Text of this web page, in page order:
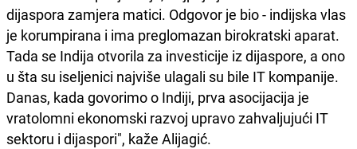
dijaspora zamjera matici. Odgovor je bio - indijska vlas
je korumpirana i ima preglomazan birokratski aparat.
Tada se Indija otvorila za investicije iz dijaspore, a ono
u šta su iseljenici najviše ulagali su bile IT kompanije.
Danas, kada govorimo o Indiji, prva asocijacija je
vratolomni ekonomski razvoj upravo zahvaljujući IT
sektoru i dijaspori", kaže Alijagić.